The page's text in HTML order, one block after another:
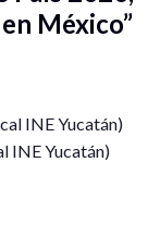
México”
INE Yucatán)
INE Yucatán)